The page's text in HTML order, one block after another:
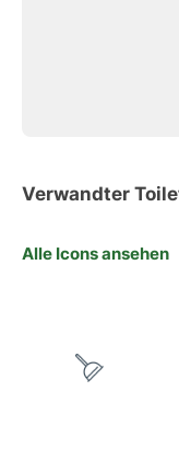
Verwandter
Alle Icons ansehen